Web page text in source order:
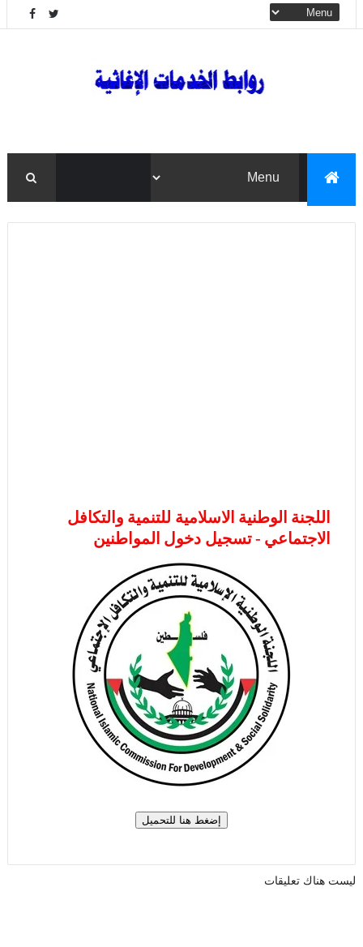
اللجنة الوطنية الاسلامية للتنمية والتكافل
الاجتماعي - تسجيل دخول المواطنين
ليست هناك تعليقات